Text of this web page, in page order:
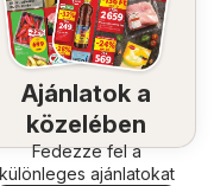
Ajánlatok a
közelében
Fedezze fel a
különleges ajánlatokat